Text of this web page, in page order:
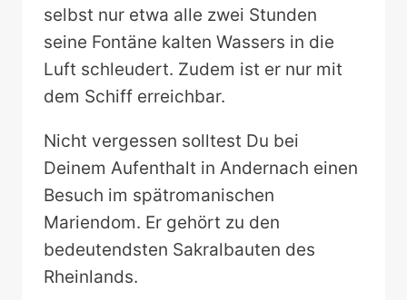
selbst nur etwa alle zwei Stunden
seine Fontäne kalten Wassers in die
Luft schleudert. Zudem ist er nur mit
dem Schiff erreichbar.
Nicht vergessen solltest Du bei
Deinem Aufenthalt in Andernach einen
Besuch im spätromanischen
Mariendom. Er gehört zu den
bedeutendsten Sakralbauten des
Rheinlands.